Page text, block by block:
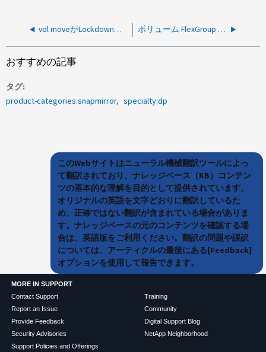
vol moveがLockdown状態でスタックする：ボリューム移動ジョブで最終転送のためにボリュームがロックダウンされている ボリューム FlexGroup から SVM-DR FlexGroup への変換が失敗する
おすすめの記事
タグ
product-categories:snapmirror
specialty:dp
このWebサイトはニューラル機械翻訳ツールによっ
て翻訳されており、ナレッジベース（KB）コンテン
ツの基本的な理解を目的として提供されています。
オリジナルの英語を文字どおりに翻訳しているた
め、正確ではない翻訳が含まれている場合がありま
す。ナレッジベースの元のコンテンツを確認する場
合は、英語版をご利用ください。翻訳の問題や誤訳
については、アーティクルの最後にある[Feedback]
オプションを使用して報告できます。
MORE IN SUPPORT
Contact Support
Report an Issue
Provide Feedback
Security Advisories
Support Policies and Offerings
Training
Community
Digital Support Blog
NetApp Neighborhood